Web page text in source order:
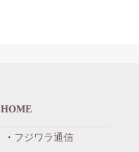
HOME
フジワラ通信